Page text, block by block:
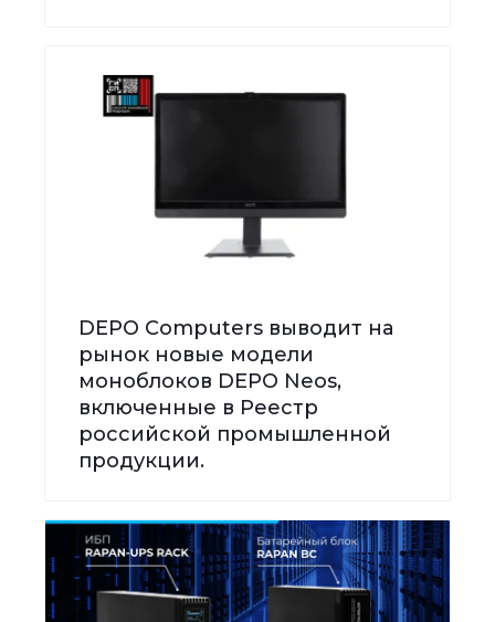
DEPO Computers выводит на
рынок новые модели
моноблоков DEPO Neos,
включенные в Реестр
российской промышленной
продукции.